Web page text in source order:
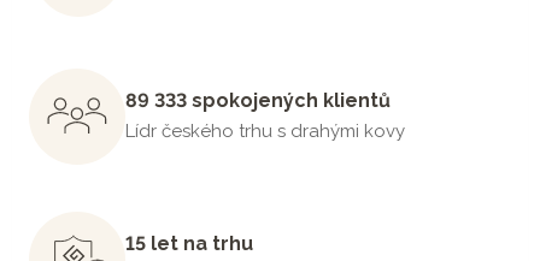
89 333 spokojených klientů
Lídr českého trhu s drahými kovy
15 let na trhu